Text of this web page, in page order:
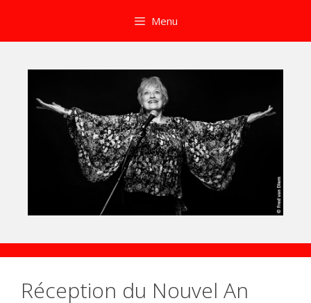
contenu
Menu
Réception du Nouvel An